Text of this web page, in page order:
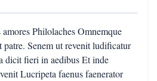
Philolaches Omnemque
patre. Senem ut revenit ludificatur
dicit fieri in aedibus Et inde
Lucripeta faenus faenerator